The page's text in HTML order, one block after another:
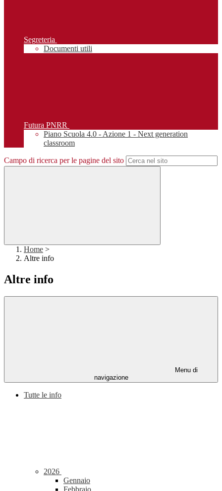
Segreteria
Documenti utili
Futura PNRR
Piano Scuola 4.0 - Azione 1 - Next generation
classroom
Campo di ricerca per le pagine del sito
Home >
Altre info
Altre info
Menu di
navigazione
Tutte le info
2026
Gennaio